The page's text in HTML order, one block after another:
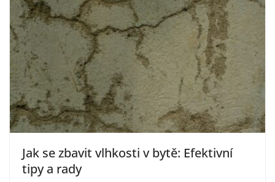
Jak se zbavit vlhkosti v bytě: Efektivní
tipy a rady